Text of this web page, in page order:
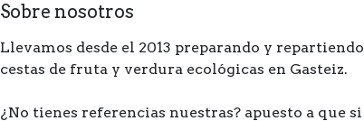
Sobre nosotros
Llevamos desde el 2013 preparando y repartiendo
cestas de fruta y verdura ecológicas en Gasteiz.
¿No tienes referencias nuestras? apuesto a que si